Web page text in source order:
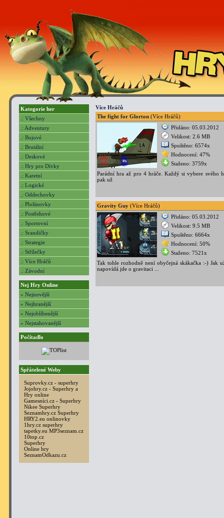
Kategorie her
.: Všechny
.: Adventury
.: Bojové
.: Brutální
.: Deskové
.: Hry pro Dívky
.: Karetní
.: Logické
.: Oddechovky
.: Plošinovky
.: Postřehové
.: Sportovní
.: Srandičky
.: Strategie
.: Střílečky
.: Více Hráčů
.: Závodní
Nej Hry Online
» Nejnovější
» Nejhranější
» Nejoblíbenější
» Nejstahovanější
Počítadlo
Spřátelené Weby
Suprovky.cz - superhry
Jojohry.cz - Superhry a
Hry online
Gamesníci.cz - Superhry
Nikee Superhry
Seznamhry.cz Superhry
HRY2.eu onlinovky
1hry.cz superhry
tapetky.eu MP3seznam.cz
10top.cz
Superhry
Online hry
SeznamOdkazu.cz
Více Hráčů
The fight for Glorton (Více Hráčů)
Přidáno: 05.03.2012
Velikost: 2.6 MB
Spuštěno: 6574x
Hodnocení: 47%
Staženo: 3759x
Parádní hra až pro 4 hráče. Každý si vybere svého
pak už
Gravity Guy (Více Hráčů)
Přidáno: 05.03.2012
Velikost: 9.5 MB
Spuštěno: 6664x
Hodnocení: 50%
Staženo: 7521x
Tak tohle rozhodně není obyčejná skákačka :-) Jak
napovídá jde o gravitaci ...